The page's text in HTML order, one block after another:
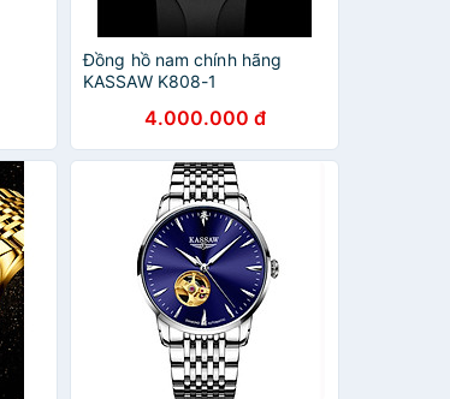
Đồng hồ nam chính hãng
KASSAW K808-1
4.000.000 đ